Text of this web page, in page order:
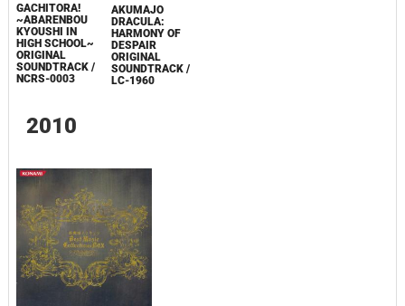
GACHITORA!
~ABARENBOU
KYOUSHI IN
HIGH SCHOOL~
ORIGINAL
SOUNDTRACK /
NCRS-0003
AKUMAJO
DRACULA:
HARMONY OF
DESPAIR
ORIGINAL
SOUNDTRACK /
LC-1960
2010